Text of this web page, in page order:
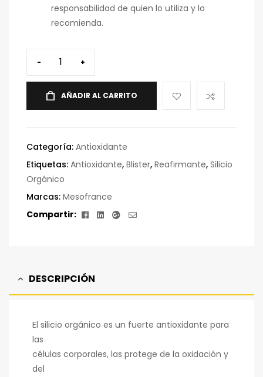
responsabilidad de quien lo utiliza y lo
recomienda.
- +
AÑADIR AL CARRITO
Categoría: Antioxidante
Etiquetas: Antioxidante, Blister, Reafirmante, Silicio
Orgánico
Marcas: Mesofrance
Compartir:
Facebook
LinkedinGoogle+
Correo
DESCRIPCIÓN
El silicio orgánico es un fuerte antioxidante para
las
células corporales, las protege de la oxidación y
del